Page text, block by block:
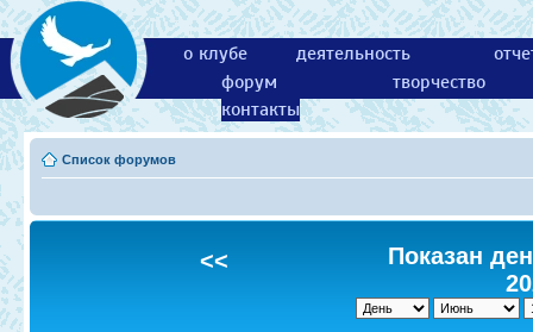
о клубе деятельность
форум
творчество
контакты
Список форумов
<<
Показан